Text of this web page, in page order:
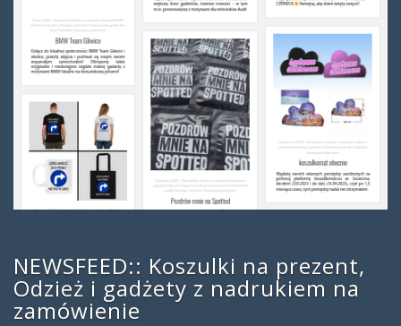
NEWSFEED:: Koszulki na prezent,
Odzież i gadżety z nadrukiem na
zamówienie